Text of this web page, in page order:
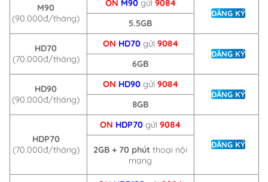
M90
(90.000đ/tháng)
ON M90gửi 9084
ĐĂNG KÝ
5.5GB
HD70
(70.000đ/tháng)
ON HD70gửi 9084
ĐĂNG KÝ
6GB
HD90
(90.000đ/tháng)
ON HD90 gửi 9084
ĐĂNG KÝ
8GB
HDP70
(70.000đ/tháng)
ON HDP70 gửi 9084
ĐĂNG KÝ
2GB + 70 phút thoại nội
mạng